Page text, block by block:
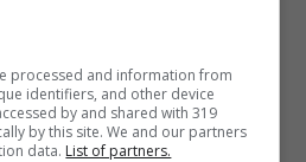
È scomodo
in settori come il
processed and information from
identifiers, and other device
by and shared with 319
by this site. We and our partners
data. List of partners.